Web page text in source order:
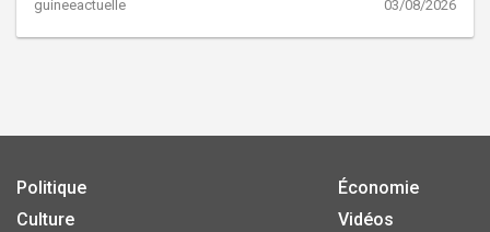
guineeactuelle 03/08/2026
Politique
Culture
Économie
Vidéos